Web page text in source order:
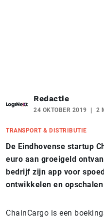
Redactie
24 OKTOBER 2019 2
TRANSPORT & DISTRIBUTIE
De Eindhovense startup
euro aan groeigeld
bedrijf zijn app voor
ontwikkelen en
ChainCargo is een